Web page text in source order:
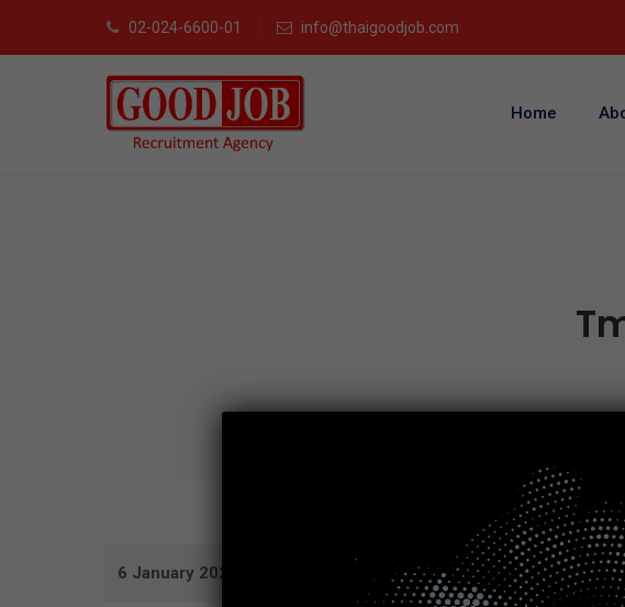
02-024-6600-01 info@thaigoodjob.com
Home
6 January 2020